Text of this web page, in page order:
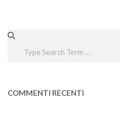
Search
COMMENTI RECENTI